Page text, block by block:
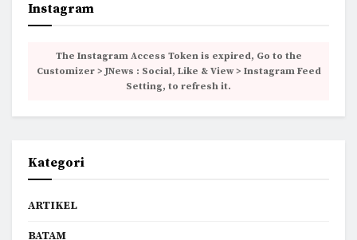
Instagram
The Instagram Access Token is expired, Go to the
Customizer > JNews : Social, Like & View > Instagram Feed
Setting, to refresh it.
Kategori
ARTIKEL
BATAM